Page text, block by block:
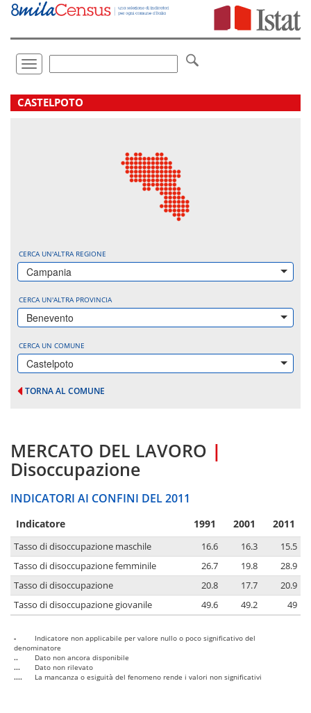
Vai
direttamente
Toggle
navigation
.
CASTELPOTO
CERCA UN'ALTRA REGIONE
Campania
CERCA UN'ALTRA PROVINCIA
Benevento
CERCA UN COMUNE
Castelpoto
TORNA AL COMUNE
MERCATO DEL LAVORO |
Disoccupazione
INDICATORI AI CONFINI DEL 2011
Indicatore 1991 2001 2011
Tasso di disoccupazione maschile 16.6 16.3
15.5
Tasso di disoccupazione femminile
26.7 19.8
28.9
Tasso di disoccupazione
20.8 17.7
20.9
Tasso di disoccupazione giovanile
49.6 49.2 49
-
Indicatore non applicabile per valore nullo o poco significativo del
denominatore
..
Dato non ancora disponibile
...
Dato non rilevato
....
La mancanza o esiguità del fenomeno rende i valori non significativi